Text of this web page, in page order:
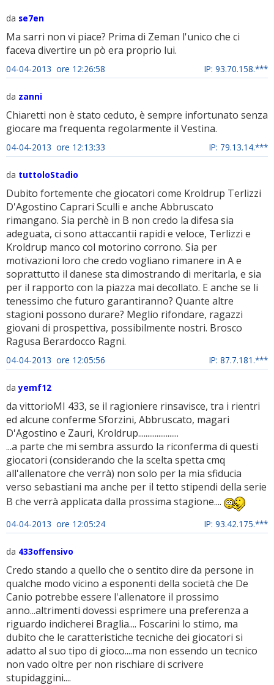
da se7en
Ma sarri non vi piace? Prima di Zeman l'unico che ci
faceva divertire un pò era proprio lui.
04-04-2013 ore 12:26:58 IP: 93.70.158.***
da zanni
Chiaretti non è stato ceduto, è sempre infortunato senza
giocare ma frequenta regolarmente il Vestina.
04-04-2013 ore 12:13:33 IP: 79.13.14.***
da tuttoloStadio
Dubito fortemente che giocatori come Kroldrup Terlizzi
D'Agostino Caprari Sculli e anche Abbruscato
rimangano. Sia perchè in B non credo la difesa sia
adeguata, ci sono attaccantii rapidi e veloce, Terlizzi e
Kroldrup manco col motorino corrono. Sia per
motivazioni loro che credo vogliano rimanere in A e
soprattutto il danese sta dimostrando di meritarla, e sia
per il rapporto con la piazza mai decollato. E anche se li
tenessimo che futuro garantiranno? Quante altre
stagioni possono durare? Meglio rifondare, ragazzi
giovani di prospettiva, possibilmente nostri. Brosco
Ragusa Berardocco Ragni.
04-04-2013 ore 12:05:56 IP: 87.7.181.***
dayemf12
da vittorioMI 433, se il ragioniere rinsavisce, tra i rientri
ed alcune conferme Sforzini, Abbruscato, magari
D'Agostino e Zauri, Kroldrup......................
...a parte che mi sembra assurdo la riconferma di questi
giocatori (considerando che la scelta spetta cmq
all'allenatore che verrà) non solo per la mia sfiducia
verso sebastiani ma anche per il tetto stipendi della serie
B che verrà applicata dalla prossima stagione....
04-04-2013 ore 12:05:24 IP: 93.42.175.***
da 433offensivo
Credo stando a quello che o sentito dire da persone in
qualche modo vicino a esponenti della società che De
Canio potrebbe essere l'allenatore il prossimo
anno...altrimenti dovessi esprimere una preferenza a
riguardo indicherei Braglia.... Foscarini lo stimo, ma
dubito che le caratteristiche tecniche dei giocatori si
adatto al suo tipo di gioco....ma non essendo un tecnico
non vado oltre per non rischiare di scrivere
stupidaggini....